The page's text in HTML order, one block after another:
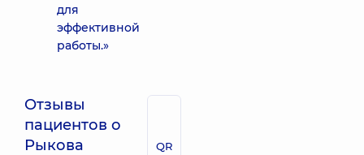
для
эффективной
работы.»
Отзывы
пациентов о
Рыкова
QR